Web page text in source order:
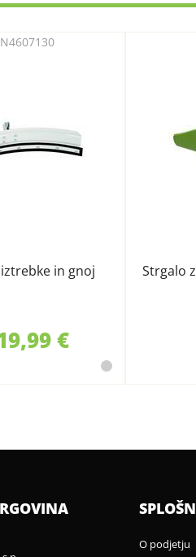
in gnoj
N4607130
€
Strgalo
O podjetju